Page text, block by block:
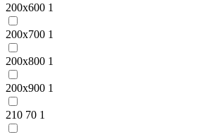
200x600 1
200x700 1
200x800 1
200x900 1
210 70 1